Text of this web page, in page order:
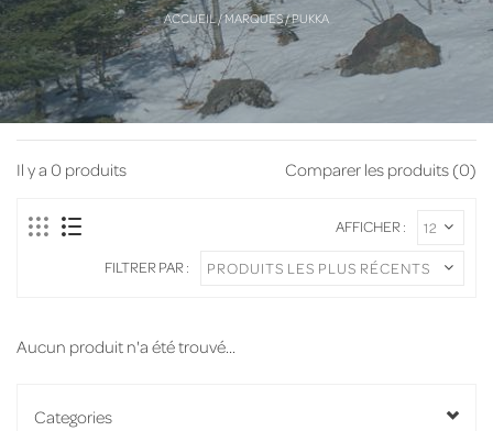
ACCUEIL/MARQUES/PUKKA
Il y a 0 produits Comparer les produits (0)
AFFICHER :
FILTRER PAR :
Aucun produit n'a été trouvé...
Categories